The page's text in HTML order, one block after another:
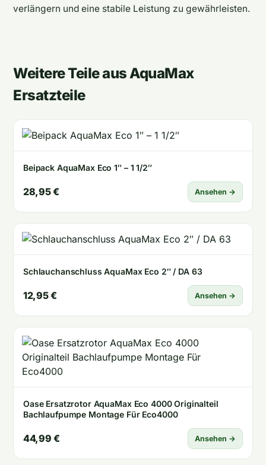
verlängern und eine stabile Leistung zu gewährleisten.
Weitere Teile aus AquaMax
Ersatzteile
Beipack AquaMax Eco 1″ – 1 1/2″
28,95 € Ansehen →
Schlauchanschluss AquaMax Eco 2″ / DA 63
12,95 € Ansehen →
Oase Ersatzrotor AquaMax Eco 4000 Originalteil
Bachlaufpumpe Montage Für Eco4000
44,99 € Ansehen →